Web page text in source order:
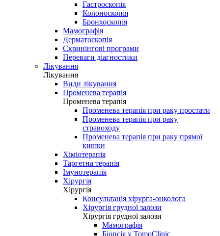
Гастроскопія
Колоноскопія
Бронхоскопія
Мамографія
Дерматоскопія
Скринінгові програми
Переваги діагностики
Лікування
Лікування
Види лікування
Променева терапія
Променева терапія
Променева терапія при раку простати
Променева терапія при раку
стравоходу
Променева терапія при раку прямої
кишки
Хіміотерапія
Таргетна терапія
Імунотерапія
Хірургія
Хірургія
Консультація хірурга-онколога
Хірургія грудної залози
Хірургія грудної залози
Мамографія
Біопсія у TomoClinic